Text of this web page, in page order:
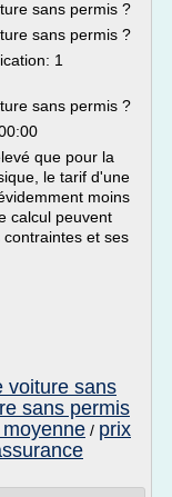
sans permis ?
sans permis ?
1
sans permis ?
que pour la
le tarif d'une
moins
calcul peuvent
et ses
voiture sans
sans permis
/ prix